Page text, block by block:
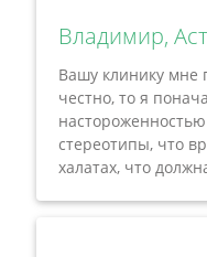
Владимир,
Вашу клинику мне
честно, то я
стереотипы, что
халатах, что